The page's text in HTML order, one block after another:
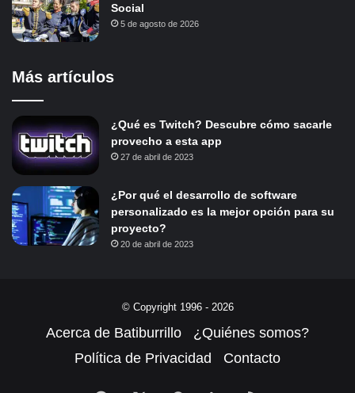
Social
5 de agosto de 2026
Más artículos
¿Qué es Twitch? Descubre cómo sacarle
provecho a esta app
27 de abril de 2023
¿Por qué el desarrollo de software
personalizado es la mejor opción para su
proyecto?
20 de abril de 2023
© Copyright 1996 - 2026
Acerca de Batiburrillo
¿Quiénes somos?
Política de Privacidad
Contacto